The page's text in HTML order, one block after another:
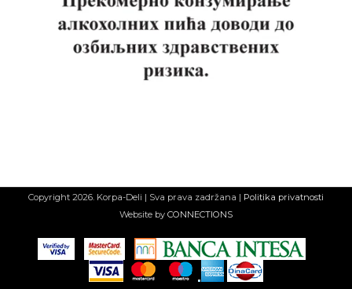
Copyright 2026. Korpa-Deli | Sva prava zadržana | Politika privatnosti
Website by CONNECTIONS